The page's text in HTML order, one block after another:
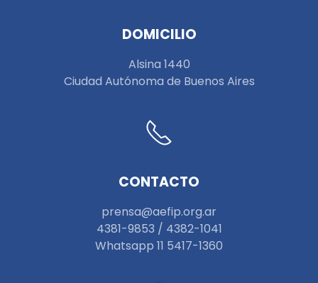
DOMICILIO
Alsina 1440
Ciudad Autónoma de Buenos Aires
CONTACTO
prensa@aefip.org.ar
4381-9853 / 4382-1041
Whatsapp 11 5417-1360